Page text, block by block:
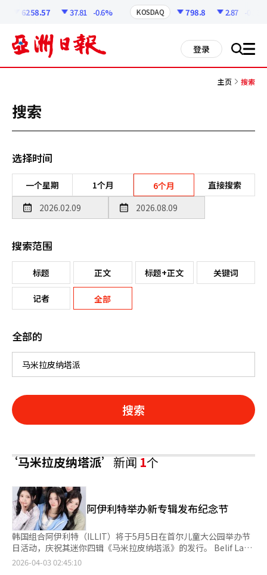
6258.57 37.81 -0.6% KOSDAQ 798.8 2.87 -0.36%
登录 搜 all
主页 搜索
搜索
选择时间
一个星期 1个月 6个月 直接搜索
搜索范围
标题 正文 标题+正文 关键词
记者 全部
全部的
搜索
‘马米拉皮纳塔派’新闻1个
阿伊利特举办新专辑发布纪念节
韩国组合阿伊利特（ILLIT）将于5月5日在首尔儿童大公园举办节
日活动，庆祝其迷你四辑《马米拉皮纳塔派》的发行。 Belif Lab
于2日宣布，这次活动以新专辑主打歌《It's Me》为主题，设有多
2026-04-03 02:45:10
页